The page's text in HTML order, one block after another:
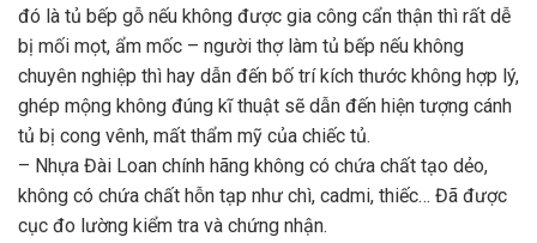
đó là tủ bếp gỗ nếu không được gia công cẩn thận thì rất dễ
bị mối mọt, ẩm mốc – người thợ làm tủ bếp nếu không
chuyên nghiệp thì hay dẫn đến bố trí kích thước không hợp lý,
ghép mộng không đúng kĩ thuật sẽ dẫn đến hiện tượng cánh
tủ bị cong vênh, mất thẩm mỹ của chiếc tủ.
– Nhựa Đài Loan chính hãng không có chứa chất tạo dẻo,
không có chứa chất hỗn tạp như chì, cadmi, thiếc… Đã được
cục đo lường kiểm tra và chứng nhận.